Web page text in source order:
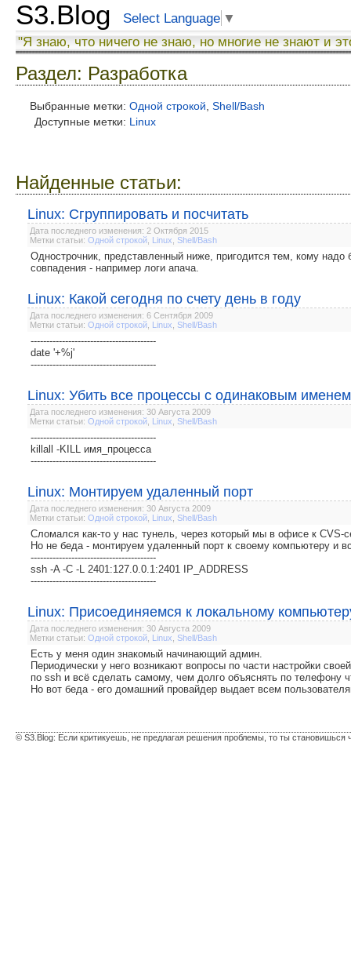
S3.Blog Select Language ▼
"Я знаю, что ничего не знаю, но многие не знают и
Раздел: Разработка
Выбранные метки: Одной строкой Shell/Bash
Доступные метки: Linux
Найденные статьи:
Linux: Сгруппировать и посчитать
Дата последнего изменения: 2 Октября 2015
Метки статьи: Одной строкой Linux Shell/Bash
Однострочник, представленный ниже, пригодится тем, кому надо
совпадения - например логи апача.
Linux: Какой сегодня по счету день в году
Дата последнего изменения: 6 Сентября 2009
Метки статьи: Одной строкой Linux Shell/Bash
----------------------------------------
date '+%j'
----------------------------------------
Linux: Убить все процессы с одинаковым именем
Дата последнего изменения: 30 Августа 2009
Метки статьи: Одной строкой Linux Shell/Bash
----------------------------------------
killall -KILL имя_процесса
----------------------------------------
Linux: Монтируем удаленный порт
Дата последнего изменения: 30 Августа 2009
Метки статьи: Одной строкой Linux Shell/Bash
Сломался как-то у нас тунель, через который мы в офисе к CVS-
Но не беда - монтируем удаленный порт к своему компьютеру и
----------------------------------------
ssh -A -C -L 2401:127.0.0.1:2401 IP_ADDRESS
----------------------------------------
Linux: Присоединяемся к локальному
Дата последнего изменения: 30 Августа 2009
Метки статьи: Одной строкой Linux Shell/Bash
Есть у меня один знакомый начинающий админ.
Периодически у него возникают вопросы по части настройки
по ssh и всё сделать самому, чем долго объяснять по телефону
Но вот беда - его домашний провайдер выдает всем
© S3.Blog: Если критикуешь, не предлагая решения проблемы, то ты становишься